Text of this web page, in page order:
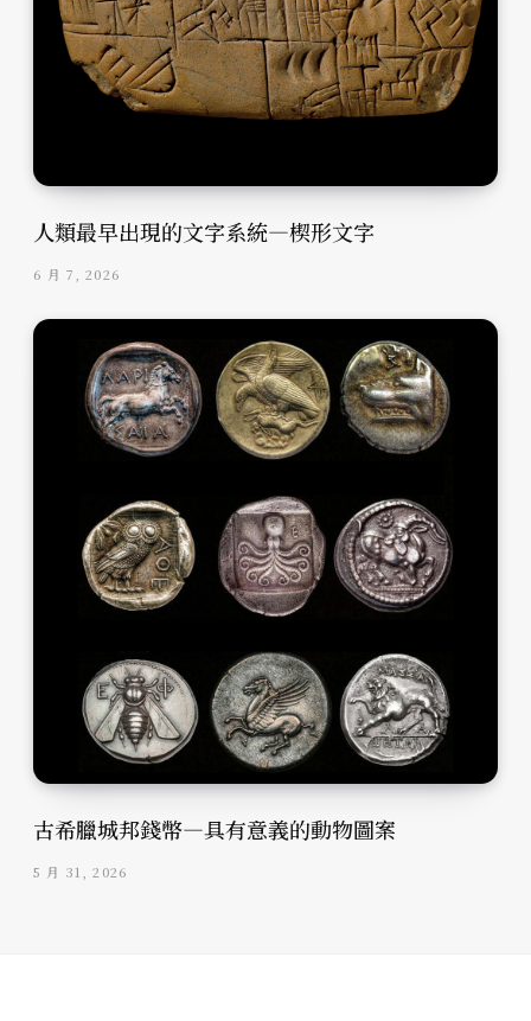
人類最早出現的文字系統—楔形文字
6 月 7, 2026
古希臘城邦錢幣—具有意義的動物圖案
5 月 31, 2026